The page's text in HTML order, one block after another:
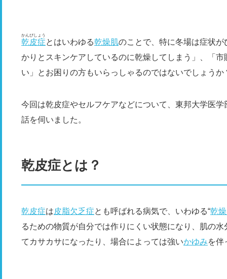
乾皮症
かんぴしょう
とはいわゆる乾燥肌のことで、特に冬場は症状
かりとスキンケアしているのに乾燥してしまう」、「
い」とお困りの方もいらっしゃるのではないでしょうか
今回は乾皮症やセルフケアなどについて、東邦大学医
話を伺いました。
乾皮症とは？
乾皮症は皮脂欠乏症とも呼ばれる病気で、いわゆる“乾
るための物質が自分では作りにくい状態になり、肌の
てカサカサになったり、場合によっては強いかゆみを伴